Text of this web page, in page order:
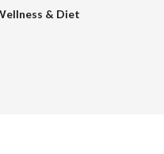
& Diet